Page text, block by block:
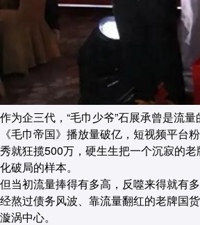
作为企三代，“毛巾少爷”石展承曾是流
《毛巾帝国》播放量破亿，短视频平台
秀就狂揽500万，硬生生把一个沉寂的
化破局的样本。
但当初流量捧得有多高，反噬来得就有
经熬过债务风波、靠流量翻红的老牌国
漩涡中心。